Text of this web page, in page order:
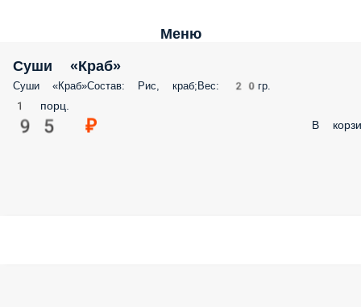
Меню
Суши «Краб»
Суши «Краб»Состав: Рис, краб;Вес: 20гр.
1 порц.
95 ₽ В